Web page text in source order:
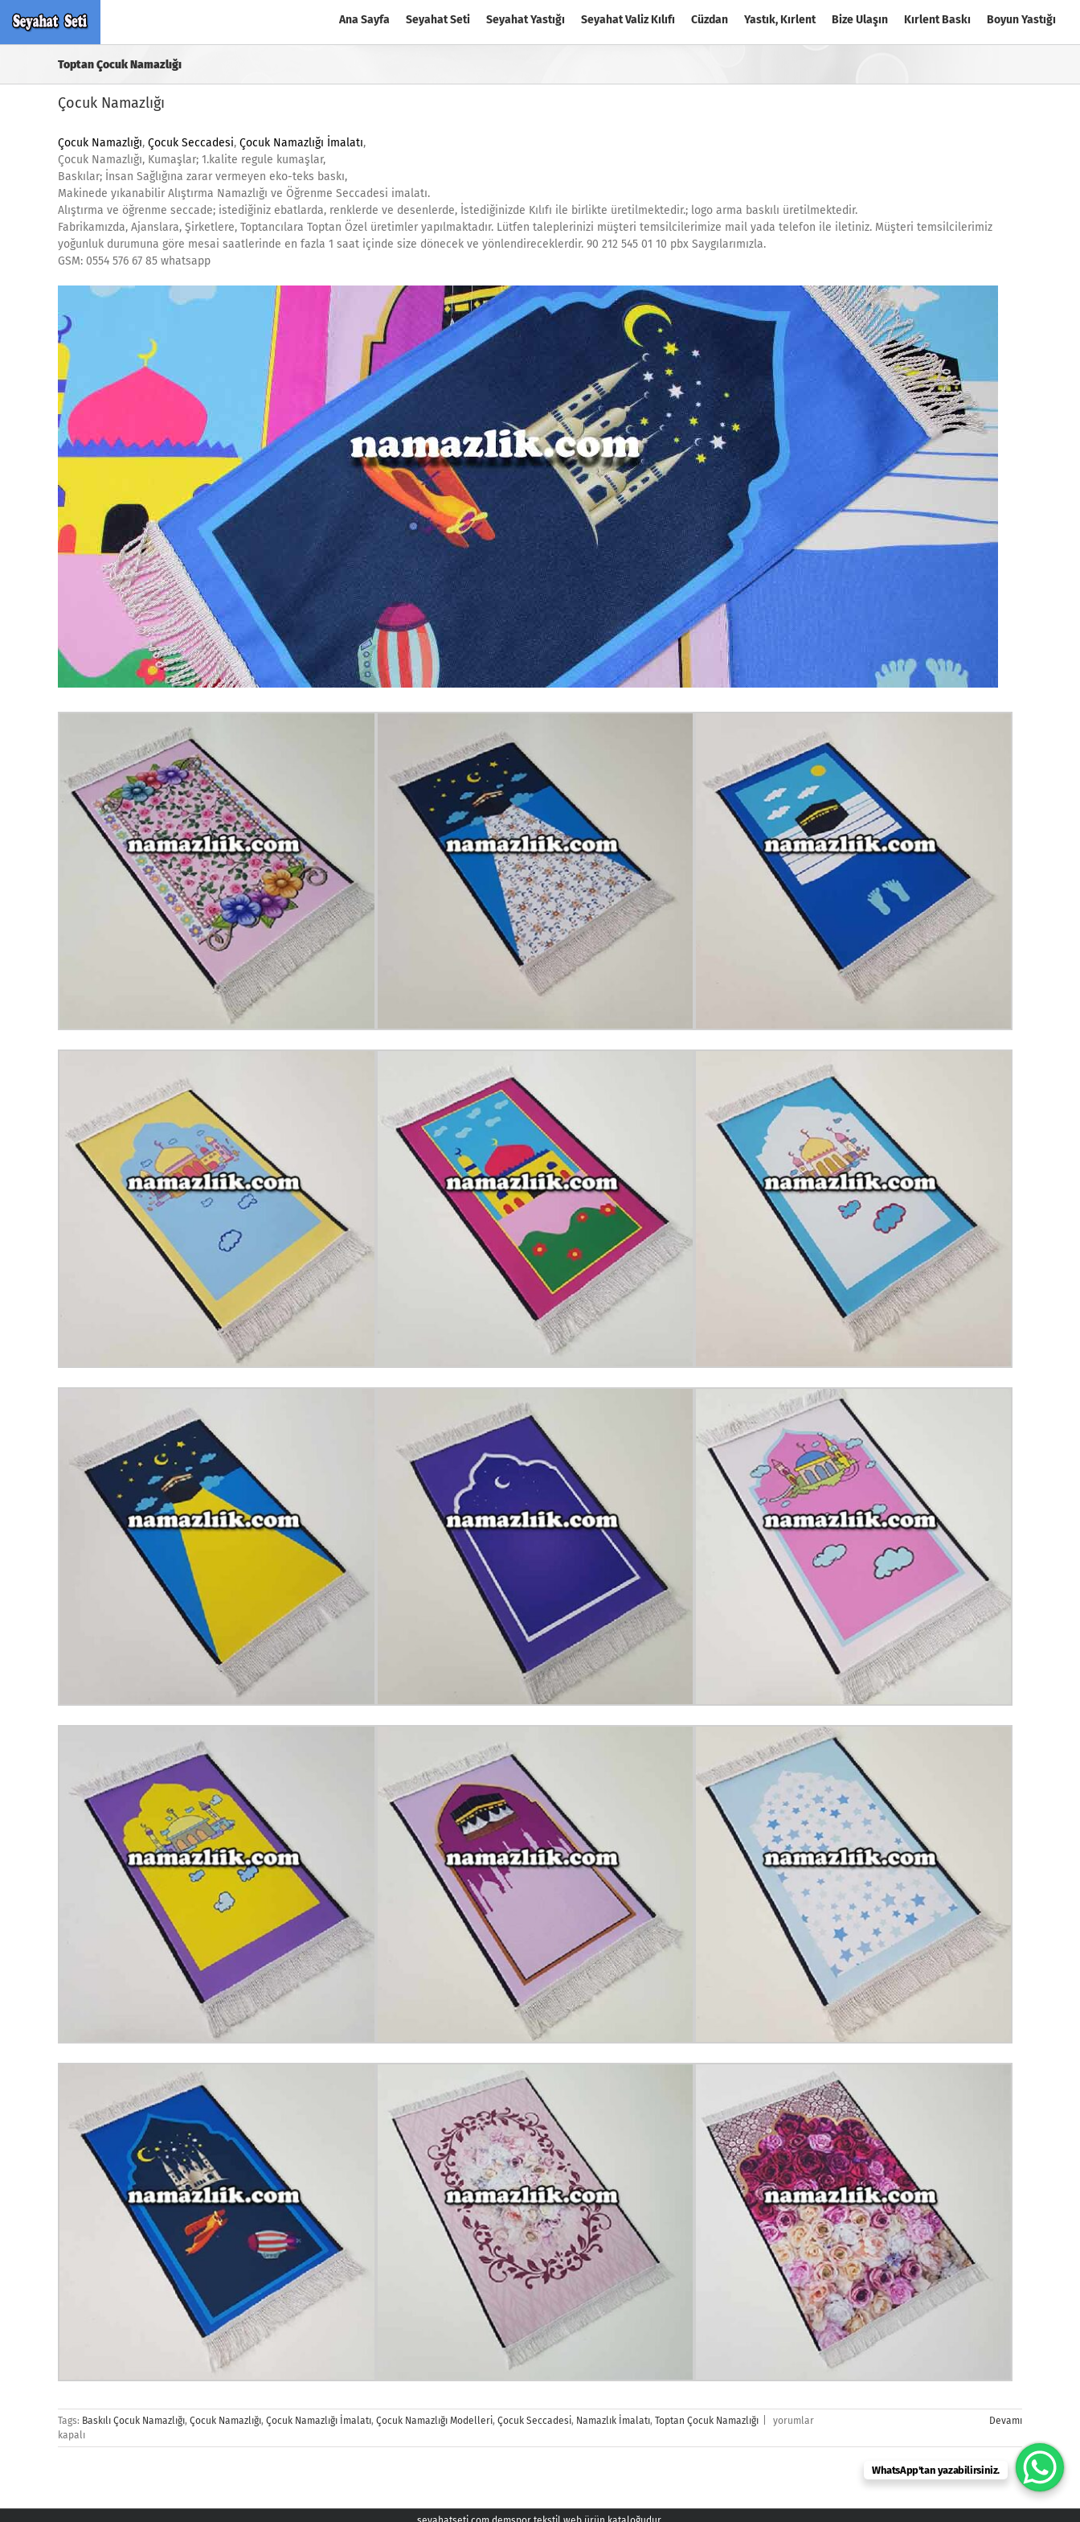
content
Ana Sayfa Seyahat Seti Seyahat Yastığı Seyahat Valiz Kılıfı Cüzdan Yastık, Kırlent Bize Ulaşın Kırlent Baskı Boyun Yastığı
Toptan Çocuk Namazlığı
Çocuk Namazlığı
Çocuk Namazlığı, Çocuk Seccadesi, Çocuk Namazlığı İmalatı,
Çocuk Namazlığı, Kumaşlar; 1.kalite regule kumaşlar,
Baskılar; İnsan Sağlığına zarar vermeyen eko-teks baskı,
Makinede yıkanabilir Alıştırma Namazlığı ve Öğrenme Seccadesi imalatı.
Alıştırma ve öğrenme seccade; istediğiniz ebatlarda, renklerde ve desenlerde, İstediğinizde Kılıfı ile birlikte üretilmektedir.; logo arma baskılı üretilmektedir.
Fabrikamızda, Ajanslara, Şirketlere, Toptancılara Toptan Özel üretimler yapılmaktadır. Lütfen taleplerinizi müşteri temsilcilerimize mail yada telefon ile iletiniz. Müşteri temsilcilerimiz
yoğunluk durumuna göre mesai saatlerinde en fazla 1 saat içinde size dönecek ve yönlendireceklerdir. 90 212 545 01 10 pbx Saygılarımızla.
GSM: 0554 576 67 85 whatsapp
Tags: Baskılı Çocuk Namazlığı, Çocuk Namazlığı, Çocuk Namazlığı İmalatı, Çocuk Namazlığı Modelleri, Çocuk Seccadesi, Namazlık İmalatı, Toptan Çocuk Namazlığı
Çocuk
için
yorumlar
kapalı
Devamı
WhatsApp'tan yazabilirsiniz.